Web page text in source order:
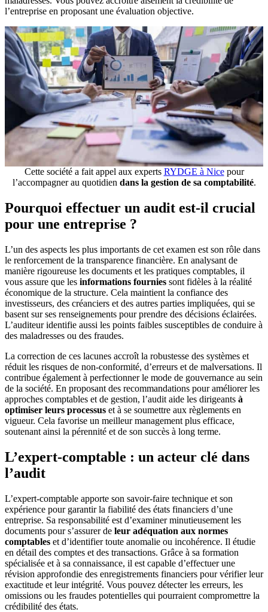
l’entreprise en proposant une évaluation objective.
Cette société a fait appel aux experts RYDGE à Nicepour
l’accompagner au quotidien dans la gestion de sa comptabilité.
Pourquoi effectuer un audit est-il crucial
pour une entreprise ?
L’un des aspects les plus importants de cet examen est son rôle dans
le renforcement de la transparence financière. En analysant de
manière rigoureuse les documents et les pratiques comptables, il
vous assure que les informations fournies sont fidèles à la réalité
économique de la structure. Cela maintient la confiance des
investisseurs, des créanciers et des autres parties impliquées, qui se
basent sur ses renseignements pour prendre des décisions éclairées.
L’auditeur identifie aussi les points faibles susceptibles de conduire à
des maladresses ou des fraudes.
La correction de ces lacunes accroît la robustesse des systèmes et
réduit les risques de non-conformité, d’erreurs et de malversations. Il
contribue également à perfectionner le mode de gouvernance au sein
de la société. En proposant des recommandations pour améliorer les
approches comptables et de gestion, l’audit aide les dirigeants à
optimiser leurs processus et à se soumettre aux règlements en
vigueur. Cela favorise un meilleur management plus efficace,
soutenant ainsi la pérennité et de son succès à long terme.
L’expert-comptable : un acteur clé dans
l’audit
L’expert-comptable apporte son savoir-faire technique et son
expérience pour garantir la fiabilité des états financiers d’une
entreprise. Sa responsabilité est d’examiner minutieusement les
documents pour s’assurer de leur adéquation aux normes
comptables et d’identifier toute anomalie ou incohérence. Il étudie
en détail des comptes et des transactions. Grâce à sa formation
spécialisée et à sa connaissance, il est capable d’effectuer une
révision approfondie des enregistrements financiers pour vérifier leur
exactitude et leur intégrité. Vous pouvez détecter les erreurs, les
omissions ou les fraudes potentielles qui pourraient compromettre la
crédibilité des états.